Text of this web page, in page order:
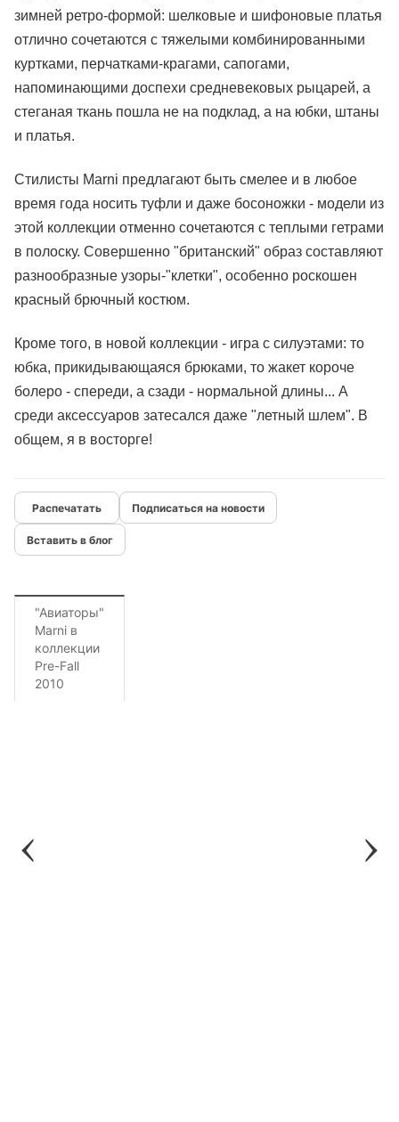
зимней ретро-формой: шелковые и шифоновые платья
отлично сочетаются с тяжелыми комбинированными
куртками, перчатками-крагами, сапогами,
напоминающими доспехи средневековых рыцарей, а
стеганая ткань пошла не на подклад, а на юбки, штаны
и платья.
Стилисты Marni предлагают быть смелее и в любое
время года носить туфли и даже босоножки - модели из
этой коллекции отменно сочетаются с теплыми гетрами
в полоску. Совершенно "британский" образ составляют
разнообразные узоры-"клетки", особенно роскошен
красный брючный костюм.
Кроме того, в новой коллекции - игра с силуэтами: то
юбка, прикидывающаяся брюками, то жакет короче
болеро - спереди, а сзади - нормальной длины... А
среди аксессуаров затесался даже "летный шлем". В
общем, я в восторге!
Подписаться на новости
Вставить в блог
"Авиаторы"
Marni в
коллекции
Pre-Fall
2010